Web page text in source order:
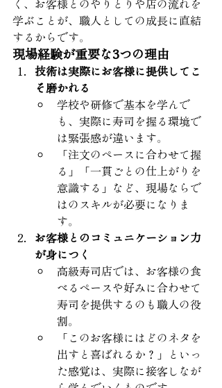
く、お客様とのやりとりや店の流れを
学ぶことが、職人としての成長に直結
するからです。
現場経験が重要な3つの理由
技術は実際にお客様に提供してこ
そ磨かれる
学校や研修で基本を学んで
も、実際に寿司を握る環境で
は緊張感が違います。
「注文のペースに合わせて握
る」「一貫ごとの仕上がりを
意識する」など、現場ならで
はのスキルが必要になりま
す。
お客様とのコミュニケーション力
が身につく
高級寿司店では、お客様の食
べるペースや好みに合わせて
寿司を提供するのも職人の役
割。
「このお客様にはどのネタを
出すと喜ばれるか？」といっ
た感覚は、実際に接客しなが